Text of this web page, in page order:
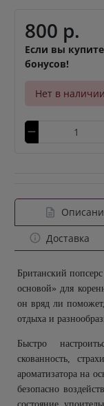
800 р.
Если вы
бонусов!
Нет в наличии
Доставка
Британский попсерс
основой» для
он вряд ли
отдыха и
Быстро
скованность,
ароматизатора на
безопасно